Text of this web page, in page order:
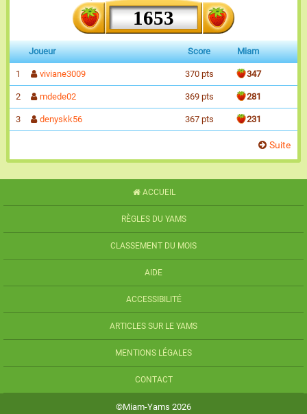
1653
Joueur Score Miam
1 viviane3009 370 pts 347
2 mdede02 369 pts 281
3 denyskk56 367 pts 231
Suite
ACCUEIL
RÈGLES DU YAMS
CLASSEMENT DU MOIS
AIDE
ACCESSIBILITÉ
ARTICLES SUR LE YAMS
MENTIONS LÉGALES
CONTACT
©Miam-Yams 2026